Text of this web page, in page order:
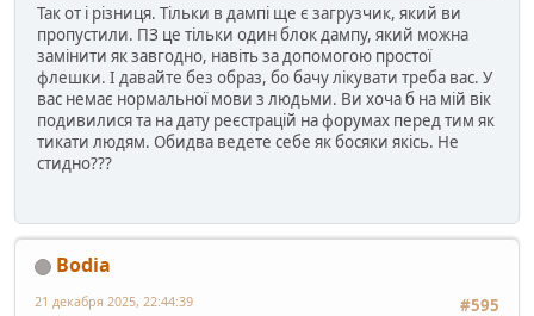
Так от і різниця. Тільки в дампі ще є загрузчик, який ви
пропустили. ПЗ це тільки один блок дампу, який можна
замінити як завгодно, навіть за допомогою простої
флешки. І давайте без образ, бо бачу лікувати треба вас. У
вас немає нормальної мови з людьми. Ви хоча б на мій вік
подивилися та на дату реєстрацій на форумах перед тим як
тикати людям. Обидва ведете себе як босяки якісь. Не
стидно???
Bodia
#595
21 декабря 2025, 22:44:39